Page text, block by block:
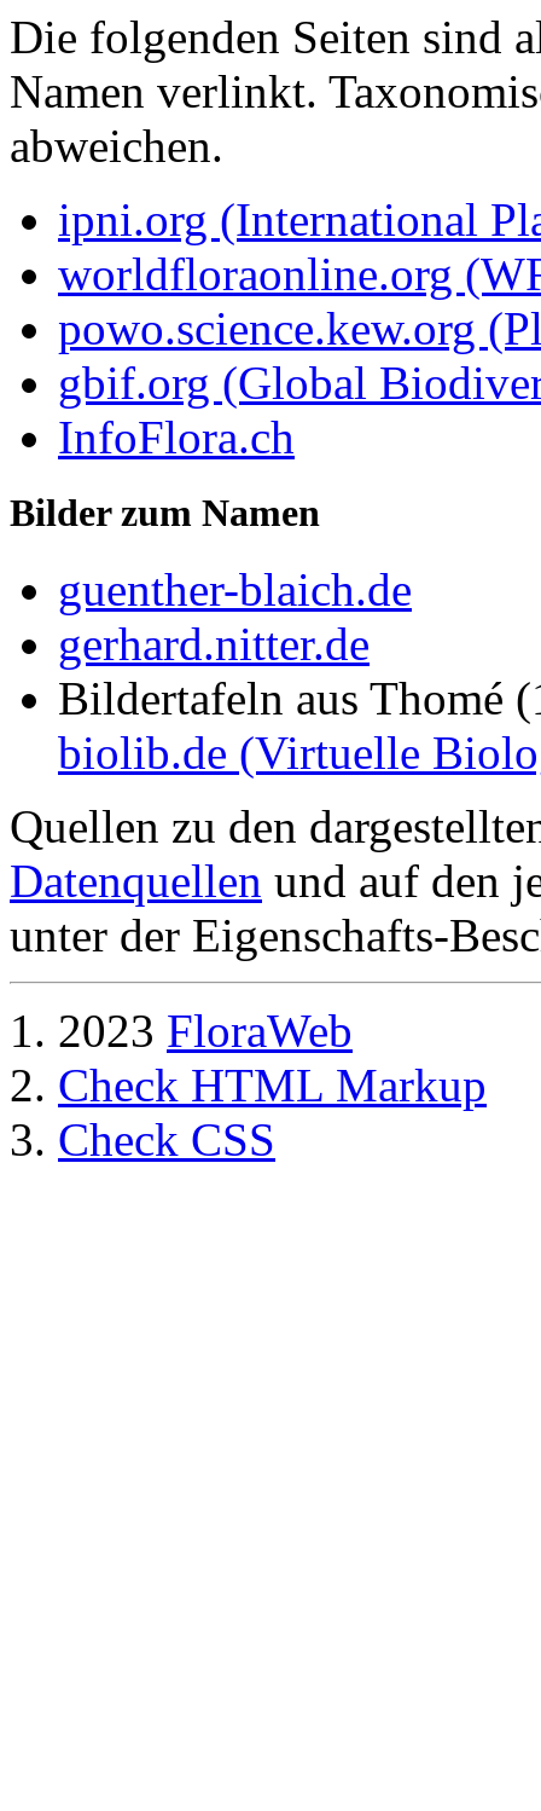
Die folgenden Seiten sind
Namen verlinkt.
abweichen.
ipni.org (International
worldfloraonline.org
powo.science.kew.org
gbif.org (Global
InfoFlora.ch
Bilder zum Namen
guenther-blaich.de
gerhard.nitter.de
Bildertafeln aus Thomé
biolib.de (Virtuelle
Quellen zu den
Datenquellen und auf den
unter der Eigenschafts-
2023 FloraWeb
Check HTML Markup
Check CSS